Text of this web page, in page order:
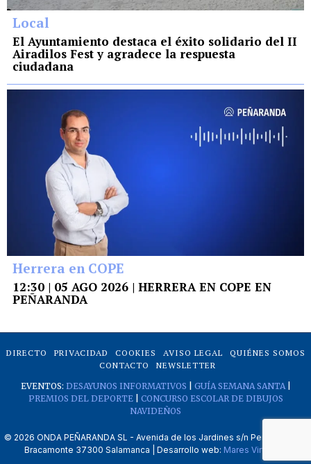
Local
El Ayuntamiento destaca el éxito solidario del II
Airadilos Fest y agradece la respuesta
ciudadana
Herrera en COPE
12:30 | 05 AGO 2026 | HERRERA EN COPE EN
PEÑARANDA
DIRECTO PRIVACIDAD COOKIES AVISO LEGAL
QUIÉNES SOMOS
CONTACTO
NEWSLETTER
EVENTOS: DESAYUNOS INFORMATIVOS GUÍA SEMANA SANTA|
PREMIOS DEL DEPORTE| CONCURSO ESCOLAR DE DIBUJOS
NAVIDEÑOS
© 2026 ONDA PEÑARANDA SL - Avenida de los Jardines s/n Peñaranda de
Bracamonte 37300 Salamanca | Desarrollo web: Mares Virtuales